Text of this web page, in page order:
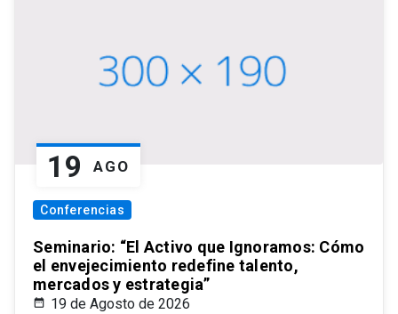
19 AGO
Conferencias
Seminario: “El Activo que Ignoramos: Cómo
el envejecimiento redefine talento,
mercados y estrategia”
19 de Agosto de 2026